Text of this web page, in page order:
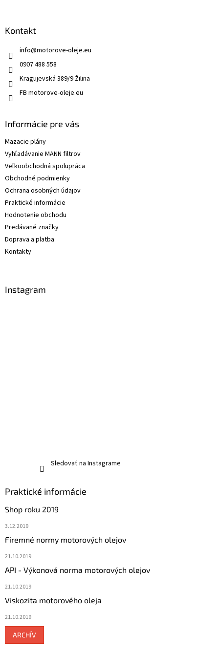
Kontakt
info@motorove-oleje.eu
0907 488 558
Kragujevská 389/9 Žilina
FB motorove-oleje.eu
Informácie pre vás
Mazacie plány
Vyhľadávanie MANN filtrov
Veľkoobchodná spolupráca
Obchodné podmienky
Ochrana osobných údajov
Praktické informácie
Hodnotenie obchodu
Predávané značky
Doprava a platba
Kontakty
Instagram
Sledovať na Instagrame
Praktické informácie
Shop roku 2019
3.12.2019
Firemné normy motorových olejov
21.10.2019
API - Výkonová norma motorových olejov
21.10.2019
Viskozita motorového oleja
21.10.2019
ARCHÍV